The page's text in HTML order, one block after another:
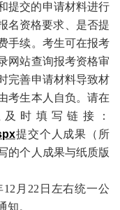
提交的申请材料进行
名资格要求、是否提
手续。考生可在报考
网站查询报考资格审
完善申请材料导致材
考生本人自负。请在
时填写链接：
提交个人成果（所
的个人成果与纸质版
12月22日 左右统一公
知。